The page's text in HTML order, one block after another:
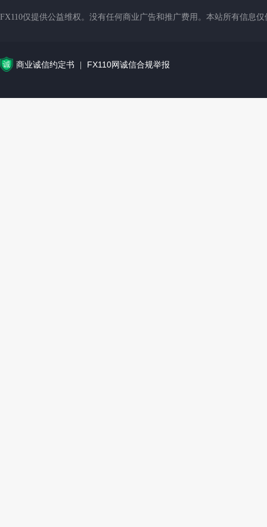
FX110仅提供公益维权。没有任何商业广告和推广费用。本站所有信息
商业诚信约定书 FX110网诚信合规举报